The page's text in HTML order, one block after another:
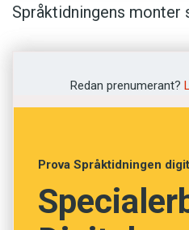
Språktidningens monter
Här är resultatet.
fejla 40 %
nomofobi 37 %
Redan prenumerant?
Prova Språktidningen